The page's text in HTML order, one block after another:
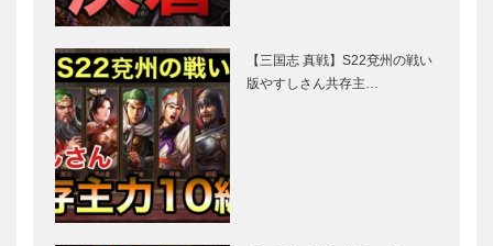
【三国志 真戦】S22兗州の戦い
版やすしさん共存主…